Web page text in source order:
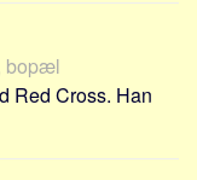
bopæl
Red Cross. Han